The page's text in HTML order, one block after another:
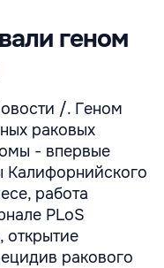
геном
/. Геном
раковых
- впервые
Калифорнийского
работа
PLoS
открытие
ракового